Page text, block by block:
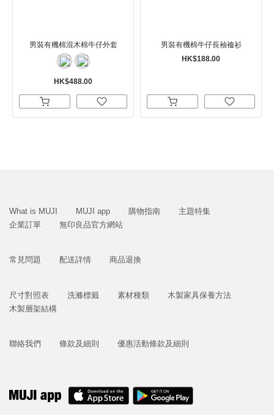
男裝有機棉混木棉牛仔外套
HK$488.00
男裝有機棉牛仔長袖裇衫
HK$188.00
What is MUJI MUJI app 購物指南
主題特集
企業訂單
無印良品官方網站
常見問題 配送詳情 商品退換
尺寸對照表 洗滌標籤 素材種類
木製家具保養方法
木製層架結構
聯絡我們 條款及細則 優惠活動條款及細則